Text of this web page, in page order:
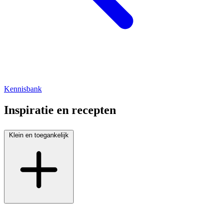
Kennisbank
Inspiratie en recepten
Klein en toegankelijk